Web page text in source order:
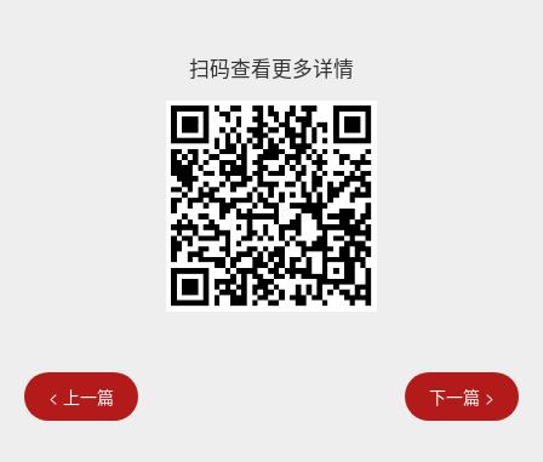
扫码查看更多详情
< 上一篇 下一篇 >